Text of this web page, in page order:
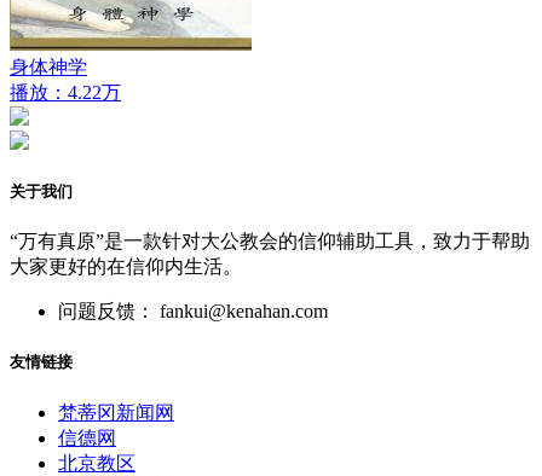
身体神学
播放：4.22万
关于我们
“万有真原”是一款针对大公教会的信仰辅助工具，致力于帮助
大家更好的在信仰内生活。
问题反馈： fankui@kenahan.com
友情链接
梵蒂冈新闻网
信德网
北京教区